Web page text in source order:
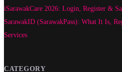
iSarawakCare 2026: Login, Register &
SarawakID (SarawakPass): What It Is,
Services
CATEGORY